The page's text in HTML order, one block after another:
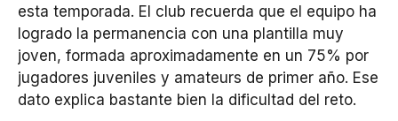
esta temporada. El club recuerda que el equipo ha
logrado la permanencia con una plantilla muy
joven, formada aproximadamente en un 75% por
jugadores juveniles y amateurs de primer año. Ese
dato explica bastante bien la dificultad del reto.